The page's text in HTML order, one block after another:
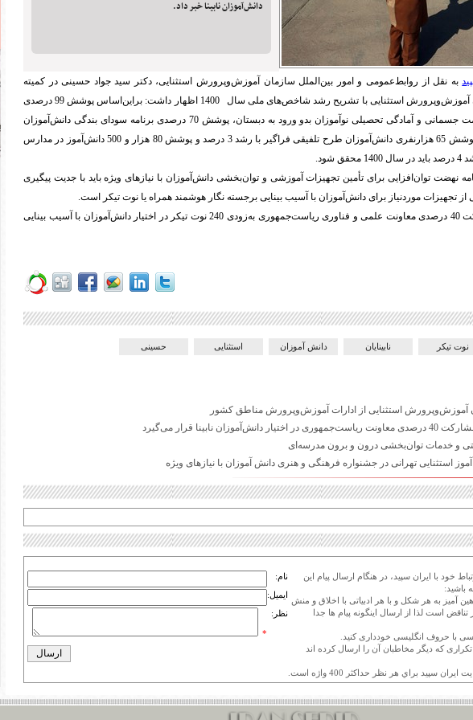
دانش‌آموزان نابینا خبر داد.
به نقل از روابط‌عمومی و امور بین‌الملل سازمان آموزش‌وپرورش استثنایی، دکتر سید جواد حسینی در کمیته
برنامه‌ریزی سازمان آموزش‌وپرورش استثنایی با تشریح رشد شاخص‌های ملی سال 1400 اظهار داشت: براین‌اساس پوشش 99 درصدی
برنامه سنجش سلامت جسمانی و آمادگی تحصیلی نوآموزان بدو ورود به دبستان، پوشش 70 درصدی برنامه سودای بندگی دانش‌آموزان
پایه ششم ابتدایی، پوشش 65 هزارنفری دانش‌آموزان طرح تلفیقی فراگیر با رشد 3 درصد و پوشش 80 هزار و 500 دانش‌آموز در مدارس
شود.
نهضت توان‌افزایی برای تأمین تجهیزات آموزشی و توان‌بخشی دانش‌آموزان با نیازهای ویژه باید با جدیت پیگیری
تجهیزات موردنیاز برای دانش‌آموزان با آسیب بینایی برجسته نگار هوشمند همراه یا نوت تیکر است.
وی افزود: با مشارکت 40 درصدی معاونت علمی و فناوری ریاست‌جمهوری به‌زودی 240 نوت تیکر در اختیار دانش‌آموزان با آسیب بینایی
نوت تیکر نابینایان دانش آموزان استثنایی حسینی
آموزش‌وپرورش استثنایی از ادارات آموزش‌وپرورش مناطق کشور
و خدمات توان‌بخشی درون و برون مدرسه‌ای
خود با ایران سپید، در هنگام ارسال پیام این
باشید:
آمیز به هر شکل و با هر ادبیاتی با اخلاق و منش
تناقض است لذا از ارسال اینگونه پیام ها جدا
تکراری که دیگر مخاطبان آن را ارسال کرده اند
نام:
ایمیل:
نظر:
*